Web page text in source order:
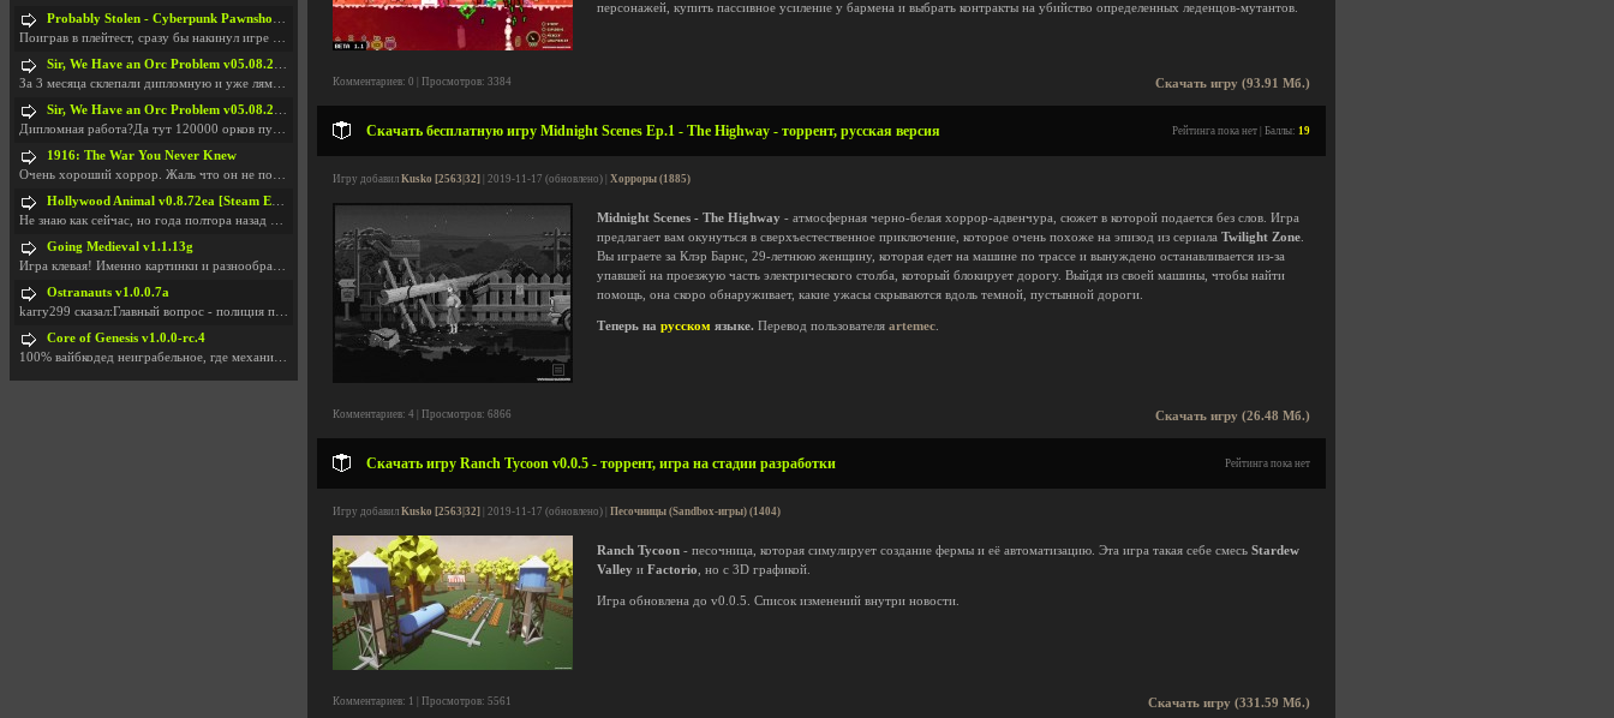
персонажей, купить пассивное усиление у бармена и выбрать контракты на убийство определенных леденцов-мутантов.
Скачать игру (93.91 Мб.)
Комментариев: 0 | Просмотров: 3384
Скачать бесплатную игру Midnight Scenes Ep.1 - The Highway - торрент, русская версия Рейтинга пока нет | Баллы: 19
Игру добавил Kusko [2563|32] | 2019-11-17 (обновлено) | Хорроры (1885)
Midnight Scenes - The Highway - атмосферная черно-белая хоррор-адвенчура, сюжет в которой подается без слов. Игра
предлагает вам окунуться в сверхъестественное приключение, которое очень похоже на эпизод из сериала Twilight Zone
Вы играете за Клэр Барнс, 29-летнюю женщину, которая едет на машине по трассе и вынуждено останавливается из-за
упавшей на проезжую часть электрического столба, который блокирует дорогу. Выйдя из своей машины, чтобы найти
помощь, она скоро обнаруживает, какие ужасы скрываются вдоль темной, пустынной дороги.
Теперь на русском языке. Перевод пользователя artemec
Скачать игру (26.48 Мб.)
Комментариев: 4 | Просмотров: 6866
Скачать игру Ranch Tycoon v0.0.5 - торрент, игра на стадии разработки Рейтинга пока нет
Игру добавил Kusko [2563|32] | 2019-11-17 (обновлено) | Песочницы (Sandbox-игры) (1404)
Ranch Tycoon - песочница, которая симулирует создание фермы и её автоматизацию. Эта игра такая себе смесь Stardew
Valley и Factorio , но с 3D графикой.
Игра обновлена до v0.0.5. Список изменений внутри новости.
Скачать игру (331.59 Мб.)
Комментариев: 1 | Просмотров: 5561
Probably Stolen - Cyberpunk Pawnshop Simulator v048c [Playtest]
Поиграв в плейтест, сразу бы накинул игре наивысши
Sir, We Have an Orc Problem v05.08.2026
За 3 месяца склепали дипломную и уже лям двести ба
Sir, We Have an Orc Problem v05.08.2026
Дипломная работа?Да тут 120000 орков путь выбирают
1916: The War You Never Knew
Очень хороший хоррор. Жаль что он не получил должн
Hollywood Animal v0.8.72ea [Steam Early Access]
Не знаю как сейчас, но года полтора назад игра был
Going Medieval v1.1.13g
Игра клевая! Именно картинки и разнообразия в стро
Ostranauts v1.0.0.7a
karry299 сказал:Главный вопрос - полиция по-прежне
Core of Genesis v1.0.0-rc.4
100% вайбкодед неиграбельное, где механики знает т